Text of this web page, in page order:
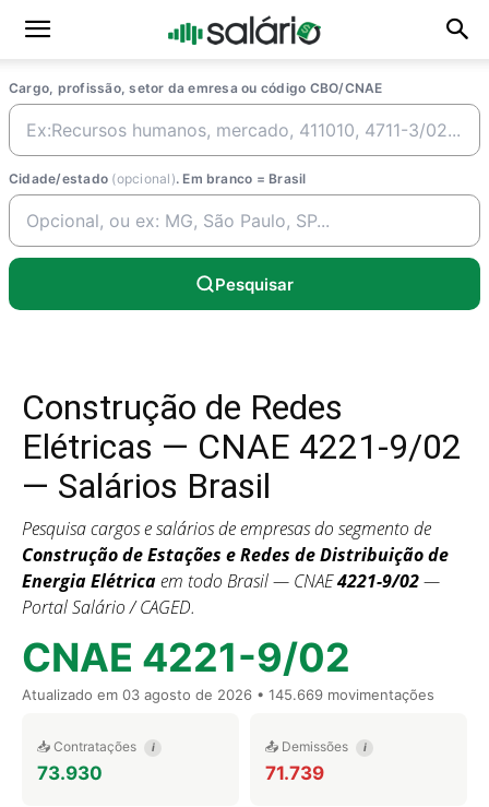
Cargo, profissão, setor da emresa ou código CBO/CNAE
Cidade/estado (opcional). Em branco = Brasil
Pesquisar
Construção de Redes
Elétricas — CNAE 4221-9/02
— Salários Brasil
Pesquisa cargos e salários de empresas do segmento de
Construção de Estações e Redes de Distribuição de
Energia Elétricaem todo Brasil — CNAE4221-9/02—
Portal Salário / CAGED.
CNAE 4221-9/02
Atualizado em 03 agosto de 2026 • 145.669 movimentações
📥 Contratações i
73.930
📤 Demissões i
71.739